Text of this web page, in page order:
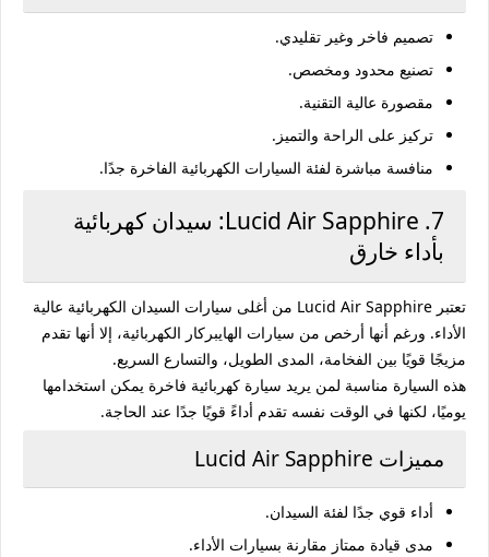
تصميم فاخر وغير تقليدي.
تصنيع محدود ومخصص.
مقصورة عالية التقنية.
تركيز على الراحة والتميز.
منافسة مباشرة لفئة السيارات الكهربائية الفاخرة جدًا.
7. Lucid Air Sapphire: سيدان كهربائية
بأداء خارق
تعتبر Lucid Air Sapphire من أغلى سيارات السيدان الكهربائية عالية
الأداء. ورغم أنها أرخص من سيارات الهايبركار الكهربائية، إلا أنها تقدم
مزيجًا قويًا بين الفخامة، المدى الطويل، والتسارع السريع.
هذه السيارة مناسبة لمن يريد سيارة كهربائية فاخرة يمكن استخدامها
يوميًا، لكنها في الوقت نفسه تقدم أداءً قويًا جدًا عند الحاجة.
مميزات Lucid Air Sapphire
أداء قوي جدًا لفئة السيدان.
مدى قيادة ممتاز مقارنة بسيارات الأداء.